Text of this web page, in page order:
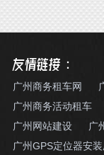
友情链接：
广州商务租车网
广州商务活动租车
广州网站建设
广
广州GPS定位器安